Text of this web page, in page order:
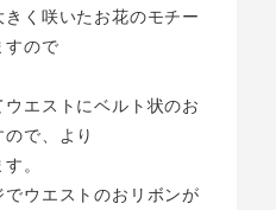
く咲いたお花のモチー
すので
エストにベルト状のお
で、より
。
でウエストのおリボンが